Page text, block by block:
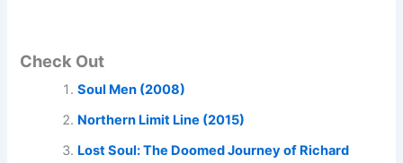
Check Out
Soul Men (2008)
Northern Limit Line (2015)
Lost Soul: The Doomed Journey of Richard